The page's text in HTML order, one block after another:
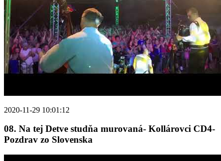
2020-11-29 10:01:12
08. Na tej Detve studňa murovaná- Kollárovci CD4-
Pozdrav zo Slovenska